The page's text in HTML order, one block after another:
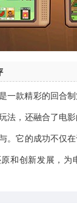
一款精彩的回合
法，还融合了电
。它的成功不仅
和创新发展，为